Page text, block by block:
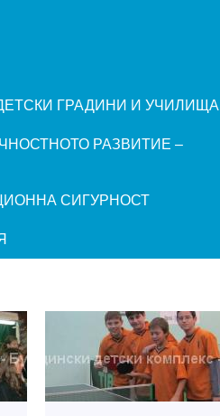
ГРАДИНИ И УЧИЛИЩА
РАЗВИТИЕ –
СИГУРНОСТ